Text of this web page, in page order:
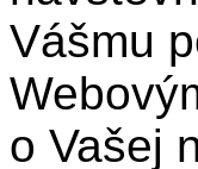
Vášmu
o Vašej